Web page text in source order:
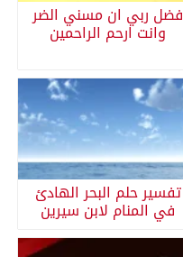
فضل ربي ان مسني الضر
وانت ارحم الراحمين
تفسير حلم البحر الهادئ
في المنام لابن سيرين